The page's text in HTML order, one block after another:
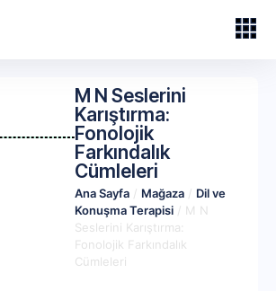
M N Seslerini
Karıştırma:
Fonolojik
Farkındalık
Cümleleri
Ana Sayfa / Mağaza / Dil ve
Konuşma Terapisi / M N
Seslerini Karıştırma:
Fonolojik Farkındalık
Cümleleri